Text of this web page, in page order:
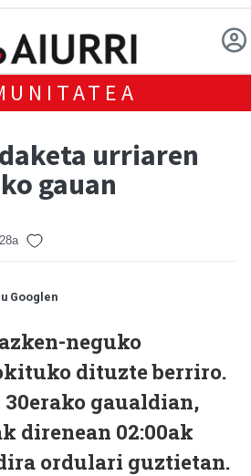
urriaren
gauan
Googlen
neguko
dituzte berriro.
gaualdian,
direnean 02:00ak
ordulari guztietan.